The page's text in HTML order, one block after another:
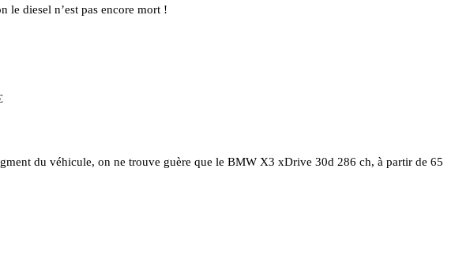
le diesel n’est pas encore mort !
du véhicule, on ne trouve guère que le BMW X3 xDrive 30d 286 ch, à partir de 65